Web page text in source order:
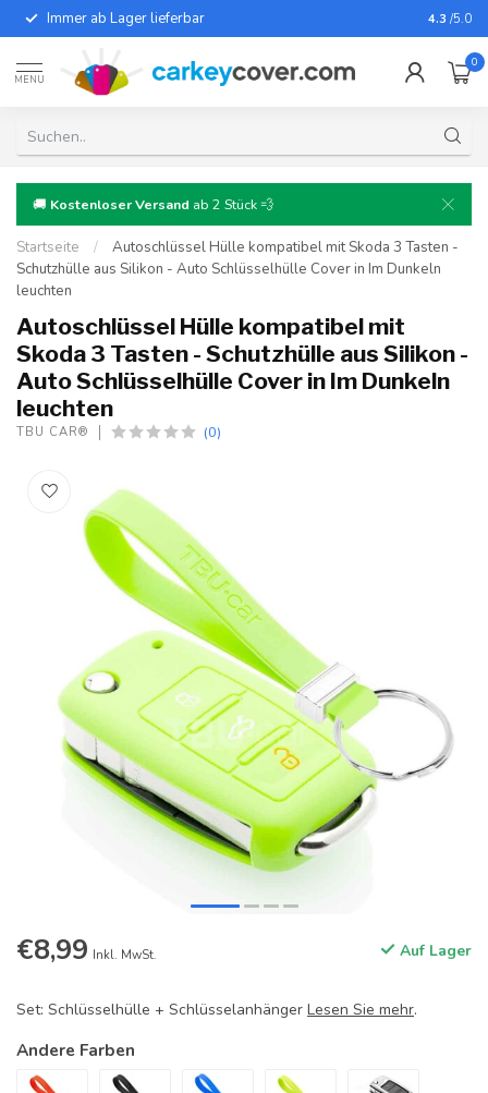
Immer ab Lager lieferbar Für fast
4.3 /5.0
MENU
0
🚚 Kostenloser Versand ab 2 Stück 💨
Startseite /
Autoschlüssel Hülle kompatibel mit Skoda 3 Tasten -
Schutzhülle aus Silikon - Auto Schlüsselhülle Cover in Im Dunkeln
leuchten
Autoschlüssel Hülle kompatibel mit
Skoda 3 Tasten - Schutzhülle aus Silikon -
Auto Schlüsselhülle Cover in Im Dunkeln
leuchten
TBU CAR® (0)
€8,99 Inkl. MwSt. Auf Lager
Set: Schlüsselhülle + Schlüsselanhänger Lesen Sie mehr.
Andere Farben